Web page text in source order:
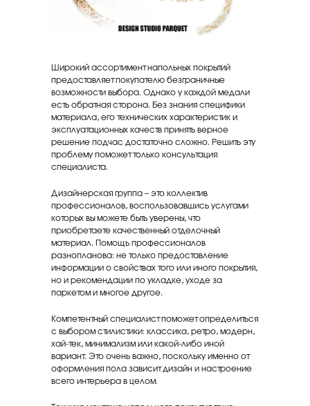
Широкий ассортимент напольных покрытий
предоставляет покупателю безграничные
возможности выбора. Однако у каждой медали
есть обратная сторона. Без знания специфики
материала, его технических характеристик и
эксплуатационных качеств принять верное
решение подчас достаточно сложно. Решить эту
проблему поможет только консультация
специалиста.
Дизайнерская группа – это коллектив
профессионалов, воспользовавшись услугами
которых вы можете быть уверены, что
приобретаете качественный отделочный
материал. Помощь профессионалов
разнопланова: не только предоставление
информации о свойствах того или иного покрытия,
но и рекомендации по укладке, уходе за
паркетом и многое другое.
Компетентный специалист поможет определиться
с выбором стилистики: классика, ретро, модерн,
хай-тек, минимализм или какой-либо иной
вариант. Это очень важно, поскольку именно от
оформления пола зависит дизайн и настроение
всего интерьера в целом.